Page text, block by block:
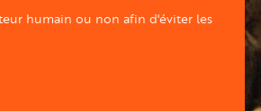
humain ou non afin d'éviter les